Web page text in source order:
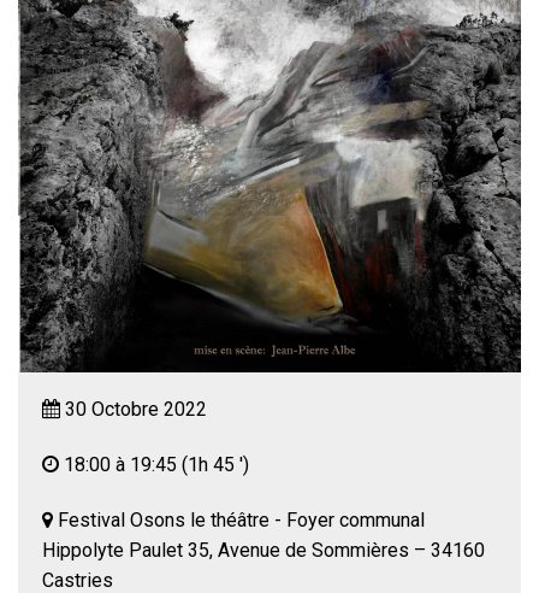
30 Octobre 2022
18:00 à 19:45 (1h 45 ')
Festival Osons le théâtre - Foyer communal
Hippolyte Paulet 35, Avenue de Sommières – 34160
Castries